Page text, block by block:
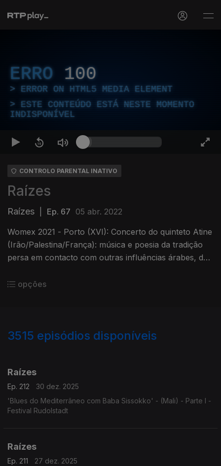
ERRO 100
ERROR ON HTML5 MEDIA ELEMENT
ESTE CONTEÚDO ESTÁ NESTE MOMENTO
INDISPONÍVEL
CONTROLO PARENTAL INATIVO
Raízes
Raízes Ep. 67 05 abr. 2022
Womex 2021 - Porto (XVI): Concerto do quinteto Atine
(Irão/Palestina/França): música e poesia da tradição
persa em contacto com outras influências árabes, do
Porto, 2
opções
3515 episódios disponíveis
Raízes
Ep. 212
30 dez. 2025
'Blues do Mediterrâneo com Baba Sissokko' - (Mali) - Parte I -
Festival Rudolstadt
Raízes
Ep. 211
27 dez. 2025